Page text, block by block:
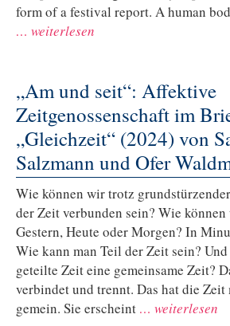
form of a festival report. A human
… weiterlesen
„Am und seit“: Affektive
Zeitgenossenschaft im
„Gleichzeit“ (2024) von
Salzmann und Ofer
Wie können wir trotz
der Zeit verbunden sein? Wie
Gestern, Heute oder Morgen? In
Wie kann man Teil der Zeit sein?
geteilte Zeit eine gemeinsame Zeit?
verbindet und trennt. Das hat die
gemein. Sie erscheint … weiterlesen